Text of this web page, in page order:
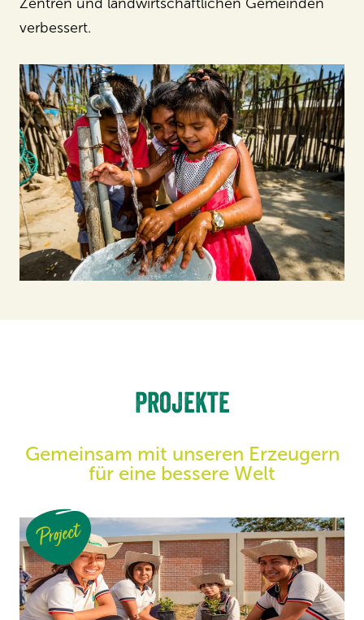
verbessert.
Projekte
Gemeinsam mit unseren Erzeugern
für eine bessere Welt
Project